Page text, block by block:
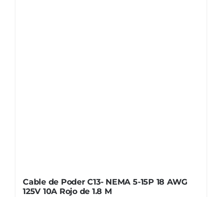
Cable de Poder C13- NEMA 5-15P 18 AWG
125V 10A Rojo de 1.8 M